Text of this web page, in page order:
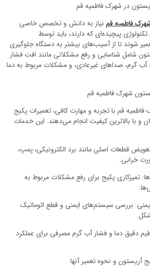
فاطمیه قم نیاز به دانش و تخصص خاصی
پیچیده‌ای که دارند، باید توسط
شوند تا از آسیب‌های بیشتر به دستگاه جلوگیری
شامل شناسایی و رفع مشکلاتی مانند افت فشار
گرم، صداهای غیرعادی، و مشکلات مربوط به دما
شهرک فاطمیه قم
قم با تجربه و مهارت کافی، تعمیرات پکیج
و با بالاترین کیفیت انجام می‌دهند. این خدمات
قطعات اصلی مانند برد الکترونیکی، پمپ،
خرابی.
تمیزکاری پکیج برای رفع مشکلات مربوط به
بررسی سیستم‌های ایمنی و قطع اتوماتیک
دقیق دما و فشار آب گرم مصرفی برای عملکرد